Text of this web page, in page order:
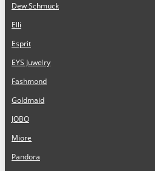
Dew Schmuck
Elli
Esprit
EYS Juwelry
Fashmond
Goldmaid
JOBO
Miore
Pandora